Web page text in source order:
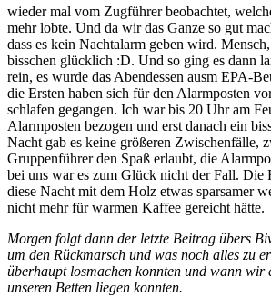
wieder mal vom Zugführer beobachtet,
mehr lobte. Und da wir das Ganze so gut
dass es kein Nachtalarm geben wird.
bisschen glücklich :D. Und so ging es dann
rein, es wurde das Abendessen ausm EPA-
die Ersten haben sich für den Alarmposten
schlafen gegangen. Ich war bis 20 Uhr am
Alarmposten bezogen und erst danach ein
Nacht gab es keine größeren Zwischenfälle,
Gruppenführer den Spaß erlaubt, die
bei uns war es zum Glück nicht der Fall. Die
diese Nacht mit dem Holz etwas sparsamer
nicht mehr für warmen Kaffee gereicht hätte.
Morgen folgt dann der letzte Beitrag übers
um den Rückmarsch und was noch alles zu
überhaupt losmachen konnten und wann wir
unseren Betten liegen konnten.